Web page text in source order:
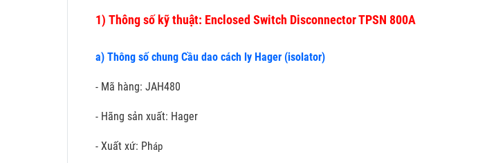
1) Thông số kỹ thuật: Enclosed Switch Disconnector TPSN 800A
a) Thông số chung Cầu dao cách ly Hager (isolator)
- Mã hàng: JAH480
- Hãng sản xuất: Hager
- Xuất xứ: Pháp